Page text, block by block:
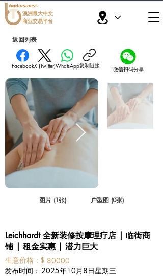
topbusiness
澳洲最大中文
商业交易平台
返回列表
微信扫码分享
FacebookX (Twitter)WhatsApp复制链接
图片 (1张) 户型图 (0张)
Leichhardt 全新装修按摩理疗店 | 临街商
铺 | 租金实惠 | 潜力巨大
$
​生意价格：
80000
​发布时间： 2025年10月8日星期三